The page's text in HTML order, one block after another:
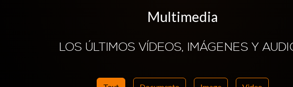
Multimedia
LOS ÚLTIMOS VÍDEOS, IMÁGENES Y